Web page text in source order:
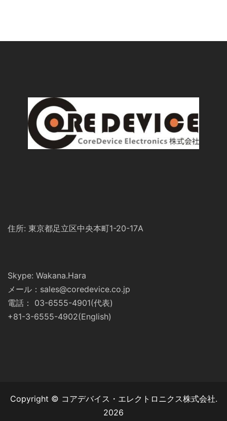
住所: 東京都足立区中央本町1-20-17A
Skype: Wakana.Hara
メール：sales@coredevice.co.jp
電話： 03-6555-4901(代表)
+81-3-6555-4902(English)
Copyright © コアデバイス・エレクトロニクス株式会社.
2026